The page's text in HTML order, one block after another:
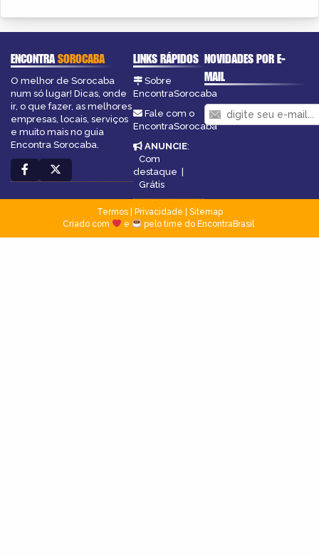
ENCONTRASOROCABA
O melhor de Sorocaba
num só lugar! Dicas, onde
ir, o que fazer, as melhores
empresas, locais, serviços
e muito mais no guia
Encontra Sorocaba.
LINKS RÁPIDOS
Sobre
EncontraSorocaba
Fale com o
EncontraSorocaba
ANUNCIE:
Com
destaque |
Grátis
NOVIDADES POR E-
MAIL
Termos| Privacidade
Sitemap
Criado com
e pelo time do EncontraBrasil